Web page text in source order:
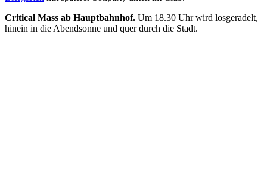
Critical Mass ab Hauptbahnhof. Um 18.30 Uhr wird losgeradelt,
hinein in die Abendsonne und quer durch die Stadt.